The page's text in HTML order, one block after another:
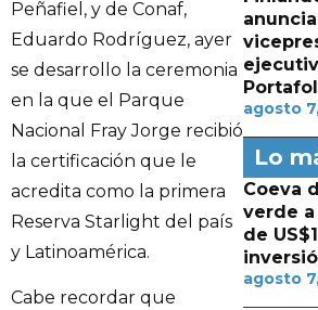
Peñafiel, y de Conaf,
Eduardo Rodríguez, ayer
se desarrollo la ceremonia
en la que el Parque
Nacional Fray Jorge recibió
la certificación que le
acredita como la primera
Reserva Starlight del país
y Latinoamérica.
Cabe recordar que
agosto
Lo
Coeva
verde
de
agosto